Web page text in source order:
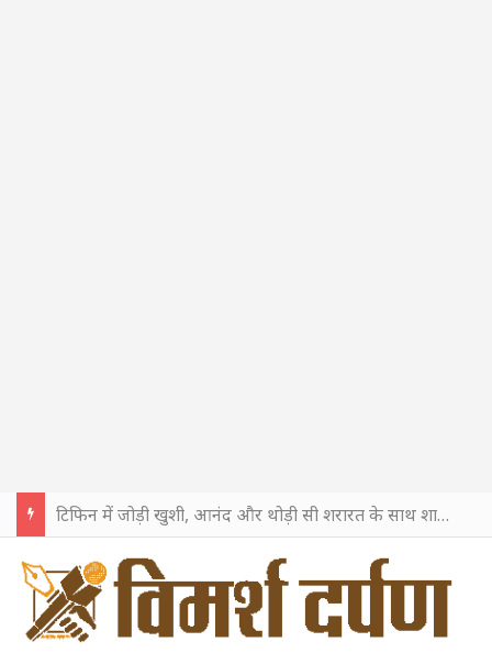
टिफिन में जोड़ी खुशी, आनंद और थोड़ी सी शरारत के साथ शाहरुख खान ने टिफिन बॉक्स को दी हैप्पी एंडिंग